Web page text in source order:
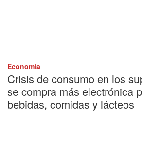
Economía
Crisis de consumo en los
se compra más electrónica
bebidas, comidas y lácteos